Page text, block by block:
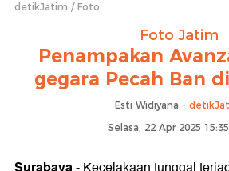
detikJatim Foto
Foto Jatim
Penampakan
gegara Pecah Ban
Esti Widiyana -
Selasa, 22 Apr 2025